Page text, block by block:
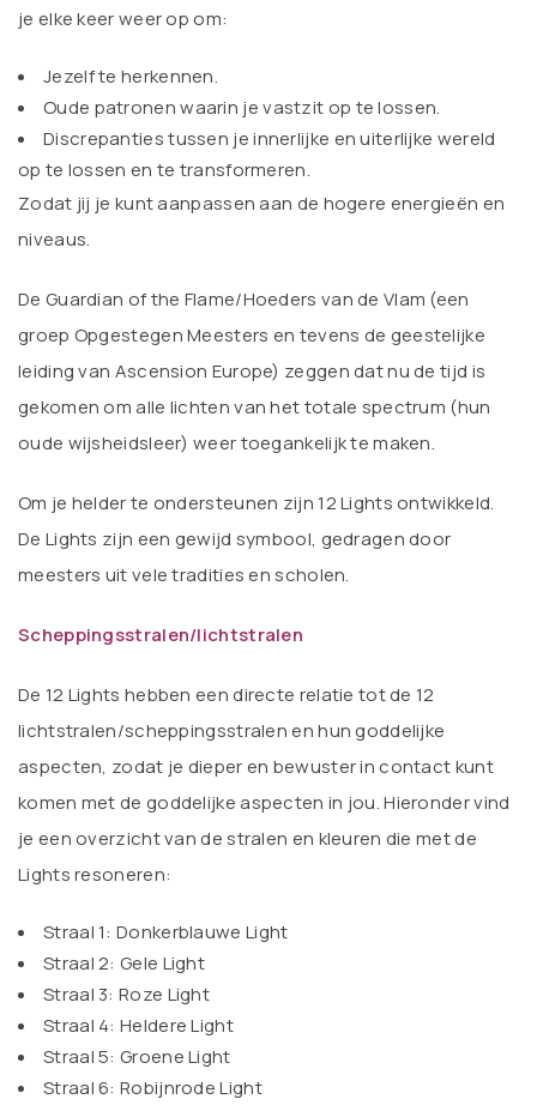
je elke keer weer op om:
Jezelf te herkennen.
Oude patronen waarin je vastzit op te lossen.
Discrepanties tussen je innerlijke en uiterlijke wereld
op te lossen en te transformeren.
Zodat jij je kunt aanpassen aan de hogere energieën en
niveaus.
De Guardian of the Flame/Hoeders van de Vlam (een
groep Opgestegen Meesters en tevens de geestelijke
leiding van Ascension Europe) zeggen dat nu de tijd is
gekomen om alle lichten van het totale spectrum (hun
oude wijsheidsleer) weer toegankelijk te maken.
Om je helder te ondersteunen zijn 12 Lights ontwikkeld.
De Lights zijn een gewijd symbool, gedragen door
meesters uit vele tradities en scholen.
Scheppingsstralen/lichtstralen
De 12 Lights hebben een directe relatie tot de 12
lichtstralen/scheppingsstralen en hun goddelijke
aspecten, zodat je dieper en bewuster in contact kunt
komen met de goddelijke aspecten in jou. Hieronder vind
je een overzicht van de stralen en kleuren die met de
Lights resoneren:
Straal 1: Donkerblauwe Light
Straal 2: Gele Light
Straal 3: Roze Light
Straal 4: Heldere Light
Straal 5: Groene Light
Straal 6: Robijnrode Light